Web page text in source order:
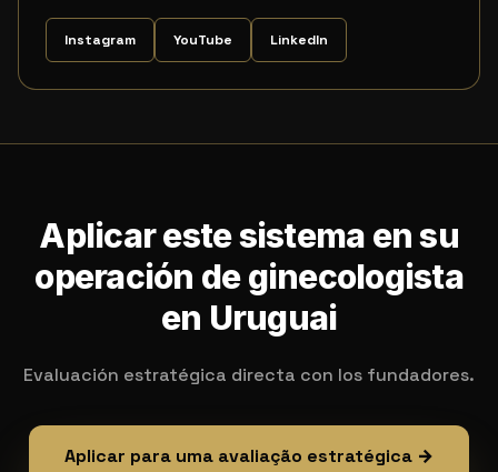
Instagram YouTube LinkedIn
Aplicar este sistema en su
operación de ginecologista
en Uruguai
Evaluación estratégica directa con los fundadores.
Aplicar para uma avaliação estratégica →